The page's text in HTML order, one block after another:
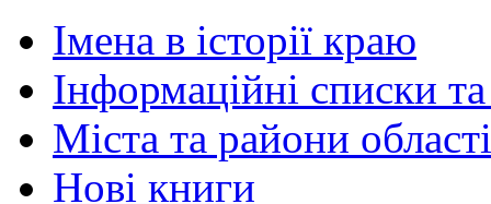
Імена в історії краю
Інформаційні списки
Міста та райони області
Нові книги